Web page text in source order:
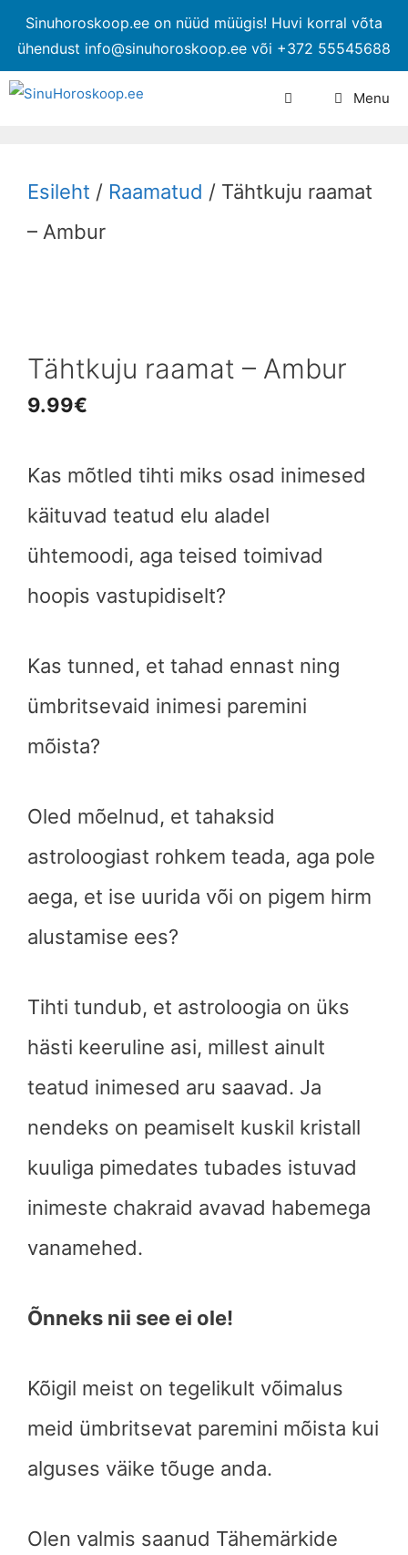
Sinuhoroskoop.ee on nüüd müügis! Huvi korral võta
ühendust info@sinuhoroskoop.ee või +372 55545688
Menu
Esileht / Raamatud / Tähtkuju raamat
– Ambur
Tähtkuju raamat – Ambur
9.99€
Kas mõtled tihti miks osad inimesed
käituvad teatud elu aladel
ühtemoodi, aga teised toimivad
hoopis vastupidiselt?
Kas tunned, et tahad ennast ning
ümbritsevaid inimesi paremini
mõista?
Oled mõelnud, et tahaksid
astroloogiast rohkem teada, aga pole
aega, et ise uurida või on pigem hirm
alustamise ees?
Tihti tundub, et astroloogia on üks
hästi keeruline asi, millest ainult
teatud inimesed aru saavad. Ja
nendeks on peamiselt kuskil kristall
kuuliga pimedates tubades istuvad
inimeste chakraid avavad habemega
vanamehed.
Õnneks nii see ei ole!
Kõigil meist on tegelikult võimalus
meid ümbritsevat paremini mõista kui
alguses väike tõuge anda.
Olen valmis saanud Tähemärkide